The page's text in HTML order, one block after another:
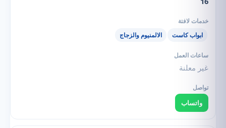
ابواب كاست الالمنيوم والزجاج
غير معلنة
واتساب